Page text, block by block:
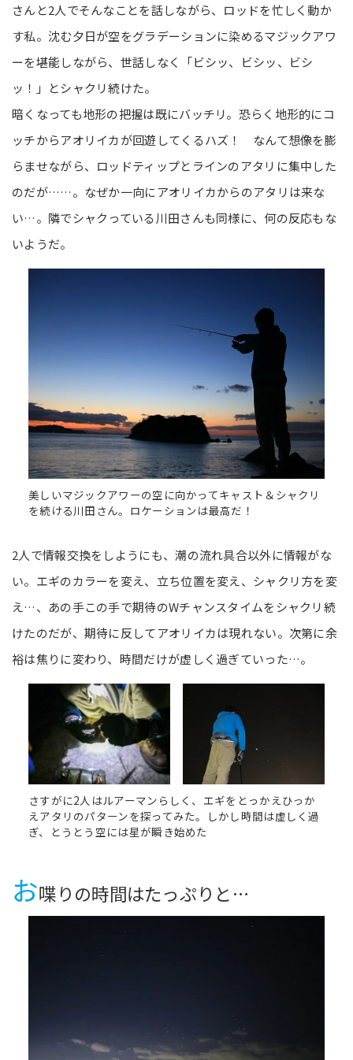
さんと2人でそんなことを話しながら、ロッドを忙しく動か
す私。沈む夕日が空をグラデーションに染めるマジックアワ
ーを堪能しながら、世話しなく「ビシッ、ビシッ、ビシ
ッ！」とシャクリ続けた。
暗くなっても地形の把握は既にバッチリ。恐らく地形的にコ
ッチからアオリイカが回遊してくるハズ！ なんて想像を膨
らませながら、ロッドティップとラインのアタリに集中した
のだが……。なぜか一向にアオリイカからのアタリは来な
い…。隣でシャクっている川田さんも同様に、何の反応もな
いようだ。
美しいマジックアワーの空に向かってキャスト＆シャクリ
を続ける川田さん。ロケーションは最高だ！
2人で情報交換をしようにも、潮の流れ具合以外に情報がな
い。エギのカラーを変え、立ち位置を変え、シャクリ方を変
え…、あの手この手で期待のWチャンスタイムをシャクリ続
けたのだが、期待に反してアオリイカは現れない。次第に余
裕は焦りに変わり、時間だけが虚しく過ぎていった…。
さすがに2人はルアーマンらしく、エギをとっかえひっか
えアタリのパターンを探ってみた。しかし時間は虚しく過
ぎ、とうとう空には星が瞬き始めた
お喋りの時間はたっぷりと…